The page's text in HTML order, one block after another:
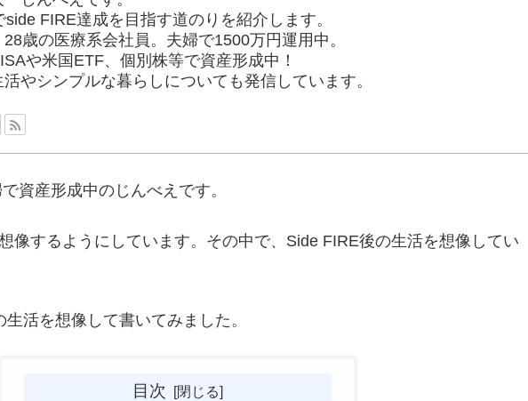
side FIRE達成を目指す道のりを紹介します。
歳の医療系会社員。夫婦で1500万円運用中。
や米国ETF、個別株等で資産形成中！
やシンプルな暮らしについても発信しています。
資産形成中のじんべえです。
像するようにしています。その中で、Side FIRE後の生活を想像してい
活を想像して書いてみました。
目次